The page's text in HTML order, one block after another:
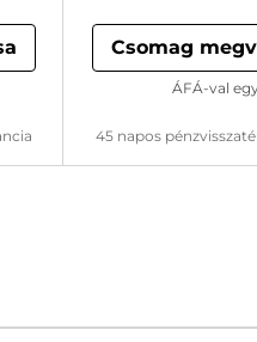
Csomag
45 napos
ÁFÁ-val